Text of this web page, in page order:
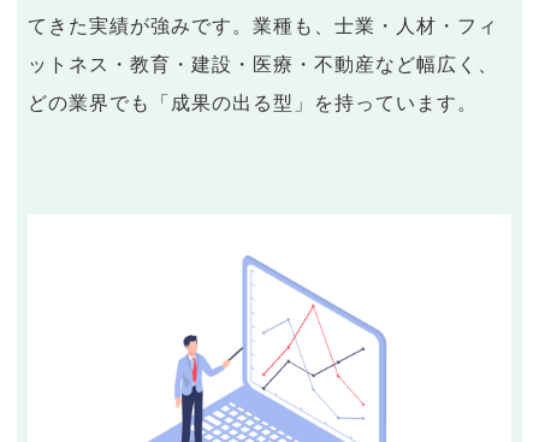
てきた実績が強みです。業種も、士業・人材・フィ
ットネス・教育・建設・医療・不動産など幅広く、
どの業界でも「成果の出る型」を持っています。